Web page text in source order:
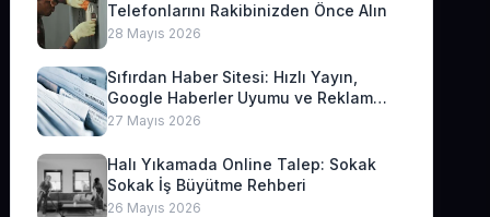
Telefonlarını Rakibinizden Önce Alın
28 Mayıs 2026
Sıfırdan Haber Sitesi: Hızlı Yayın,
Google Haberler Uyumu ve Reklam
Geliri
27 Mayıs 2026
Halı Yıkamada Online Talep: Sokak
Sokak İş Büyütme Rehberi
26 Mayıs 2026